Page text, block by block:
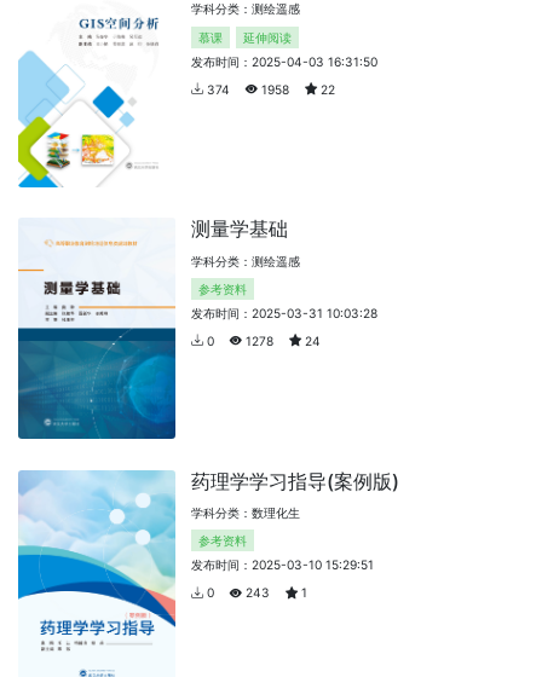
学科分类：测绘遥感
慕课
延伸阅读
发布时间：2025-04-03 16:31:50
374
1958 22
测量学基础
学科分类：测绘遥感
参考资料
发布时间：2025-03-31 10:03:28
0
1278 24
药理学学习指导(案例版)
学科分类：数理化生
参考资料
发布时间：2025-03-10 15:29:51
0
243 1